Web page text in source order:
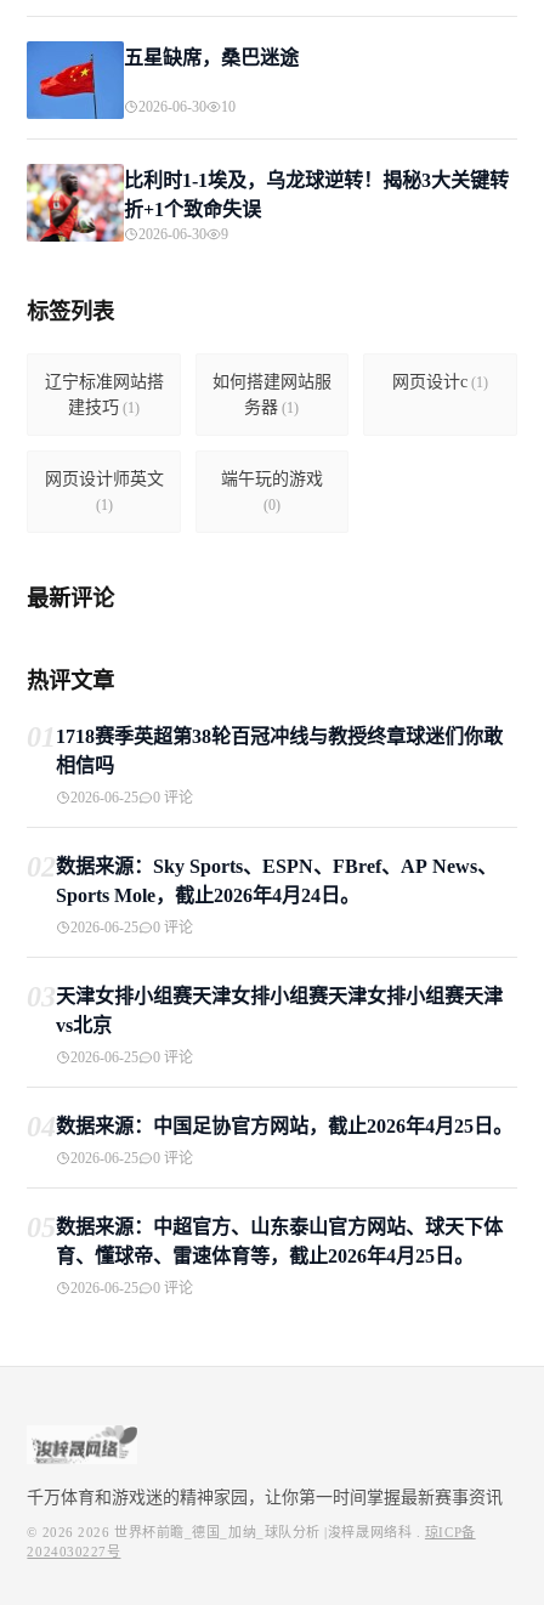
五星缺席，桑巴迷途
2026-06-30 10
比利时1-1埃及，乌龙球逆转！揭秘3大关键转
折+1个致命失误
2026-06-30 9
标签列表
辽宁标准网站搭
建技巧 (1)
如何搭建网站服
务器 (1)
网页设计c(1)
网页设计师英文
(1)
端午玩的游戏
(0)
最新评论
热评文章
01 1718赛季英超第38轮百冠冲线与教授终章球迷们你敢
相信吗
2026-06-25 0 评论
02数据来源：Sky Sports、ESPN、FBref、AP News、
Sports Mole，截止2026年4月24日。
2026-06-25 0 评论
03天津女排小组赛天津女排小组赛天津女排小组赛天津
vs北京
2026-06-25 0 评论
04数据来源：中国足协官方网站，截止2026年4月25日。
2026-06-25 0 评论
05数据来源：中超官方、山东泰山官方网站、球天下体
育、懂球帝、雷速体育等，截止2026年4月25日。
2026-06-25 0 评论
千万体育和游戏迷的精神家园，让你第一时间掌握最新赛事资讯
© 2026 2026 世界杯前瞻_德国_加纳_球队分析 |浚梓晟网络科
琼ICP备
2024030227号